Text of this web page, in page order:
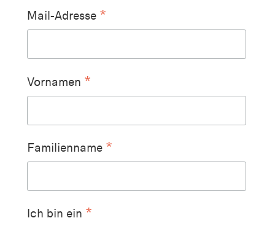
Mail-Adresse *
Vornamen *
Familienname *
Ich bin ein *